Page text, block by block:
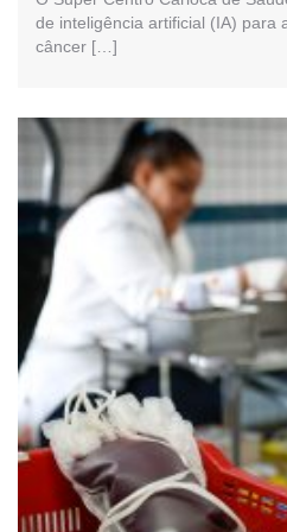
de inteligência artificial (IA) para
câncer […]